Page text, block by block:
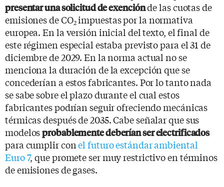
presentar una solicitud de exenciónde las cuotas de
emisiones de CO2impuestas por la normativa
europea. En la versión inicial del texto, el final de
este régimen especial estaba previsto para el 31 de
diciembre de 2029. En la norma actual no se
menciona la duración de la excepción que se
concederían a estos fabricantes. Por lo tanto nada
se sabe sobre el plazo durante el cual estos
fabricantes podrían seguir ofreciendo mecánicas
térmicas después de 2035. Cabe señalar que sus
modelosprobablemente deberían ser electrificados
para cumplir conel futuro estándar ambiental
Euro 7, que promete ser muy restrictivo en términos
de emisiones de gases.